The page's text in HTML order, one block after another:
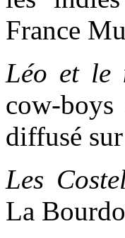
France
Léo et le
cow-
diffusé
Les
La